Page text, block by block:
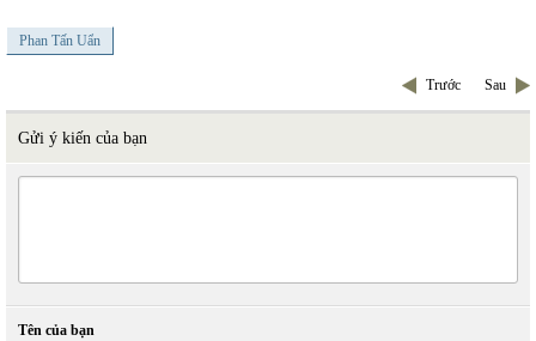
Phan Tấn Uẩn
Trước Sau
Gửi ý kiến của bạn
Tên của bạn